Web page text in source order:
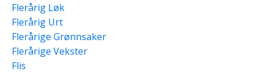
Flerårig Løk
Flerårig Urt
Flerårige Grønnsaker
Flerårige Vekster
Flis